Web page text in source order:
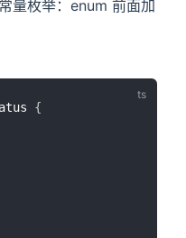
量枚举：enum 前面加
{